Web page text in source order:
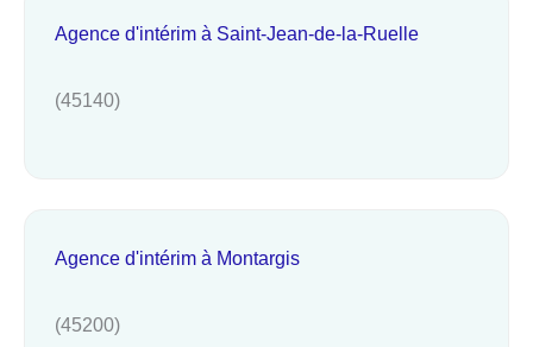
Agence d'intérim à Saint-Jean-de-la-Ruelle
(45140)
Agence d'intérim à Montargis
(45200)